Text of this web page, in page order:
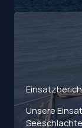
Unsere